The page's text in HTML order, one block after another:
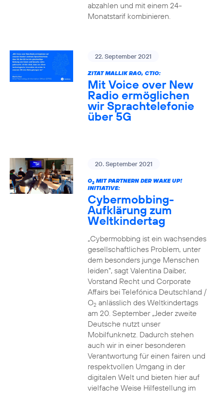
abzahlen und mit einem 24-
Monatstarif kombinieren.
22. September 2021
ZITAT MALLIK RAO, CTIO:
Mit Voice over New
Radio ermöglichen
wir Sprachtelefonie
über 5G
20. September 2021
O2MIT PARTNERN DER WAKE UP!
INITIATIVE:
Cybermobbing-
Aufklärung zum
Weltkindertag
„Cybermobbing ist ein wachsendes
gesellschaftliches Problem, unter
dem besonders junge Menschen
leiden“, sagt Valentina Daiber,
Vorstand Recht und Corporate
Affairs bei Telefónica Deutschland /
O2anlässlich des Weltkindertags
am 20. September „Jeder zweite
Deutsche nutzt unser
Mobilfunknetz. Dadurch stehen
auch wir in einer besonderen
Verantwortung für einen fairen und
respektvollen Umgang in der
digitalen Welt und bieten hier auf
vielfache Weise Hilfestellung im